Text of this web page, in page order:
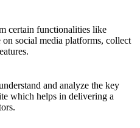
certain functionalities like
social media platforms, collect
and analyze the key
which helps in delivering a